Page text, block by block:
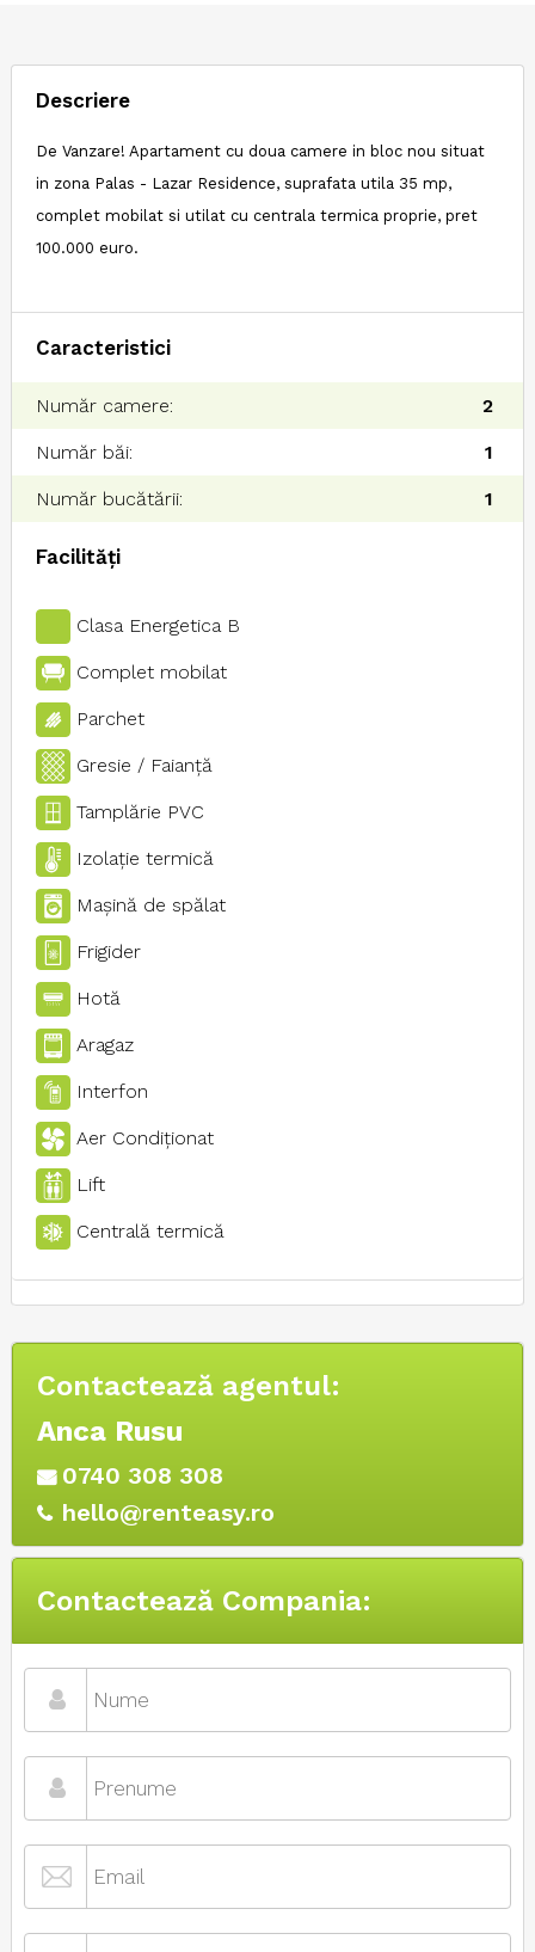
Descriere
De Vanzare! Apartament cu doua camere in bloc nou situat
in zona Palas - Lazar Residence, suprafata utila 35 mp,
complet mobilat si utilat cu centrala termica proprie, pret
100.000 euro.
Caracteristici
Număr camere: 2
Număr băi: 1
Număr bucătării: 1
Facilități
Clasa Energetica B
Complet mobilat
Parchet
Gresie / Faianţă
Tamplărie PVC
Izolaţie termică
Maşină de spălat
Frigider
Hotă
Aragaz
Interfon
Aer Condiţionat
Lift
Centrală termică
Contactează agentul:
Anca Rusu
0740 308 308
hello@renteasy.ro
Contactează Compania: